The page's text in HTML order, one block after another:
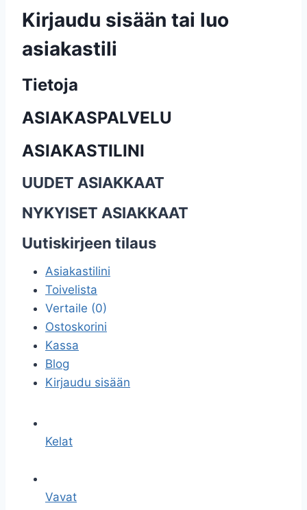
Kirjaudu sisään tai luo
asiakastili
Tietoja
ASIAKASPALVELU
ASIAKASTILINI
UUDET ASIAKKAAT
NYKYISET ASIAKKAAT
Uutiskirjeen tilaus
Asiakastilini
Toivelista
Vertaile (0)
Ostoskorini
Kassa
Blog
Kirjaudu sisään
Kelat
Vavat